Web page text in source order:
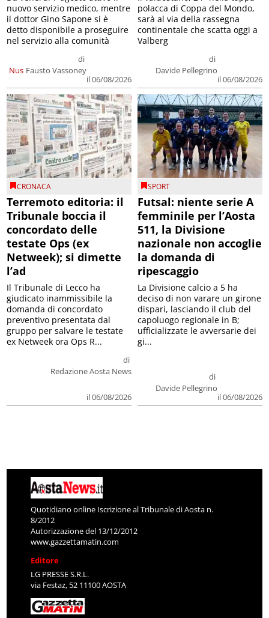
Nus
di
Fausto Vassoney
il 06/08/2026
nuovo servizio medico, mentre
il dottor Gino Sapone si è
detto disponibile a proseguire
nel servizio alla comunità
di
Davide Pellegrino
il 06/08/2026
polacca di Coppa del Mondo,
sarà al via della rassegna
continentale che scatta oggi a
Valberg
CRONACA
Terremoto editoria: il
Tribunale boccia il
concordato delle
testate Ops (ex
Netweek); si dimette
l’ad
di
Redazione Aosta News
il 06/08/2026
Il Tribunale di Lecco ha
giudicato inammissibile la
domanda di concordato
preventivo presentata dal
gruppo per salvare le testate
ex Netweek ora Ops R...
SPORT
Futsal: niente serie A
femminile per l’Aosta
511, la Divisione
nazionale non accoglie
la domanda di
ripescaggio
di
Davide Pellegrino
il 06/08/2026
La Divisione calcio a 5 ha
deciso di non varare un girone
dispari, lasciando il club del
capoluogo regionale in B;
ufficializzate le avversarie dei
gi...
Quotidiano online Iscrizione al Tribunale di Aosta n.
8/2012
Autorizzazione del 13/12/2012
www.gazzettamatin.com
Editore
LG PRESSE S.R.L.
via Festaz, 52 11100 AOSTA